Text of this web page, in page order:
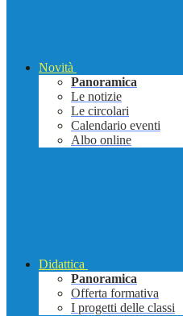
Novità
Panoramica
Le notizie
Le circolari
Calendario eventi
Albo online
Didattica
Panoramica
Offerta formativa
I progetti delle classi